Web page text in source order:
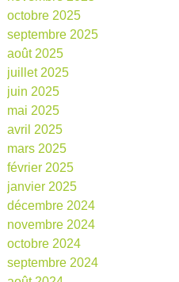
octobre 2025
septembre 2025
août 2025
juillet 2025
juin 2025
mai 2025
avril 2025
mars 2025
février 2025
janvier 2025
décembre 2024
novembre 2024
octobre 2024
septembre 2024